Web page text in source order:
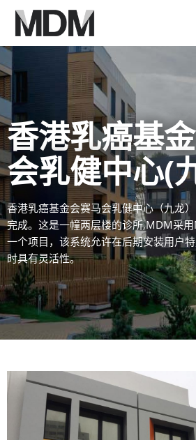
香港乳癌基
会乳健中心(
香港乳癌基金会赛马会乳健中心（九龙
完成。这是一幢两层楼的诊所,MDM采
一个项目，该系统允许在后期安装用户
时具有灵活性。